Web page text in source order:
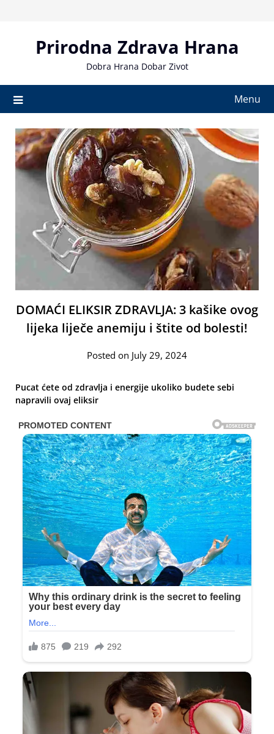
Prirodna Zdrava Hrana
Dobra Hrana Dobar Zivot
Menu
DOMAĆI ELIKSIR ZDRAVLJA: 3 kašike ovog
lijeka liječe anemiju i štite od bolesti!
Posted on July 29, 2024
Pucat ćete od zdravlja i energije ukoliko budete sebi
napravili ovaj eliksir